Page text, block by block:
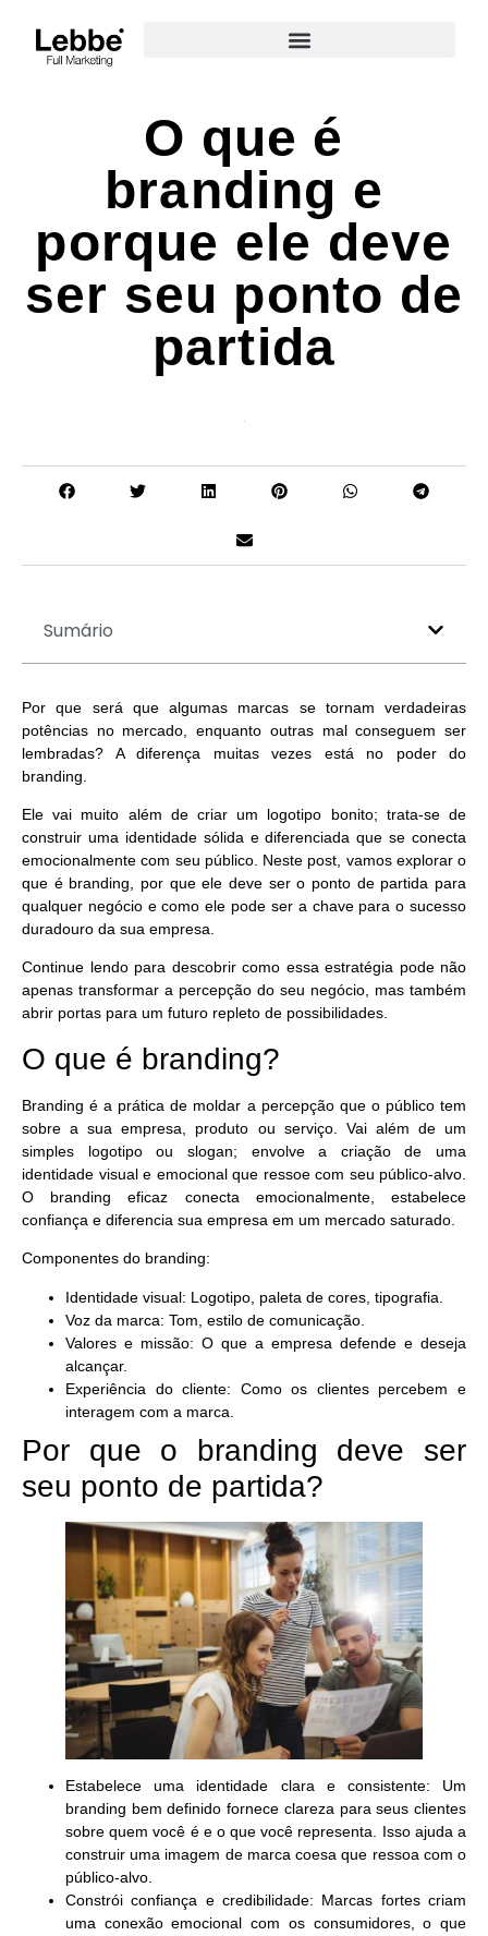
O que é
branding e
porque ele deve
ser seu ponto de
partida
Sumário
Por que será que algumas marcas se tornam verdadeiras
potências no mercado, enquanto outras mal conseguem ser
lembradas? A diferença muitas vezes está no poder do
branding.
Ele vai muito além de criar um logotipo bonito; trata-se de
construir uma identidade sólida e diferenciada que se conecta
emocionalmente com seu público. Neste post, vamos explorar o
que é branding, por que ele deve ser o ponto de partida para
qualquer negócio e como ele pode ser a chave para o sucesso
duradouro da sua empresa.
Continue lendo para descobrir como essa estratégia pode não
apenas transformar a percepção do seu negócio, mas também
abrir portas para um futuro repleto de possibilidades.
O que é branding?
Branding é a prática de moldar a percepção que o público tem
sobre a sua empresa, produto ou serviço. Vai além de um
simples logotipo ou slogan; envolve a criação de uma
identidade visual e emocional que ressoe com seu público-alvo.
O branding eficaz conecta emocionalmente, estabelece
confiança e diferencia sua empresa em um mercado saturado.
Componentes do branding:
Identidade visual: Logotipo, paleta de cores, tipografia.
Voz da marca: Tom, estilo de comunicação.
Valores e missão: O que a empresa defende e deseja
alcançar.
Experiência do cliente: Como os clientes percebem e
interagem com a marca.
Por que o branding deve ser
seu ponto de partida?
Estabelece uma identidade clara e consistente: Um
branding bem definido fornece clareza para seus clientes
sobre quem você é e o que você representa. Isso ajuda a
construir uma imagem de marca coesa que ressoa com o
público-alvo.
Constrói confiança e credibilidade: Marcas fortes criam
uma conexão emocional com os consumidores, o que